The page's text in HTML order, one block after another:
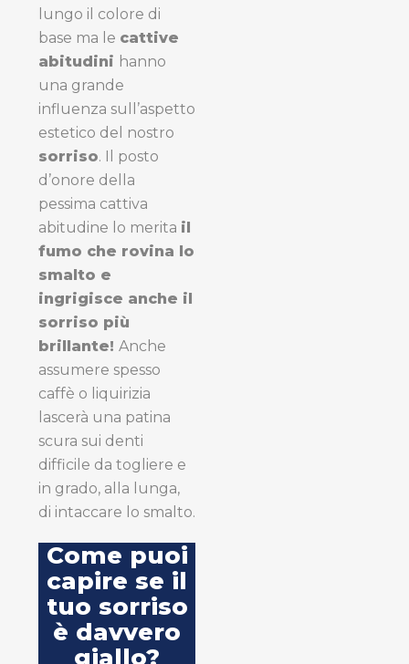
lungo il colore di
base ma le cattive
abitudini hanno
una grande
influenza sull’aspetto
estetico del nostro
sorriso. Il posto
d’onore della
pessima cattiva
abitudine lo merita il
fumo che rovina lo
smalto e
ingrigisce anche il
sorriso più
brillante! Anche
assumere spesso
caffè o liquirizia
lascerà una patina
scura sui denti
difficile da togliere e
in grado, alla lunga,
di intaccare lo smalto.
Come puoi
capire se il
tuo sorriso
è davvero
giallo?